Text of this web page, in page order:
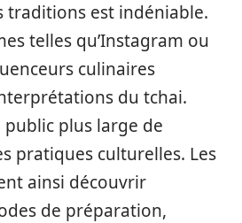
traditions est indéniable.
telles qu’Instagram ou
culinaires
du tchai.
plus large de
pratiques culturelles. Les
ainsi découvrir
de préparation,